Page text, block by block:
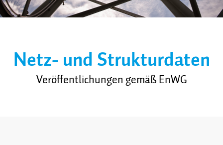
Netz- und Strukturdaten
Veröffentlichungen gemäß EnWG